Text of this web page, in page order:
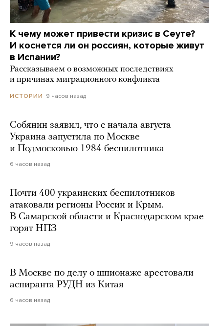
К чему может привести кризис в Сеуте?
И коснется ли он россиян, которые живут
в Испании?
Рассказываем о возможных последствиях
и причинах миграционного конфликта
ИСТОРИИ 9 часов назад
Собянин заявил, что с начала августа
Украина запустила по Москве
и Подмосковью 1984 беспилотника
6 часов назад
Почти 400 украинских беспилотников
атаковали регионы России и Крым.
В Самарской области и Краснодарском крае
горят НПЗ
9 часов назад
В Москве по делу о шпионаже арестовали
аспиранта РУДН из Китая
6 часов назад